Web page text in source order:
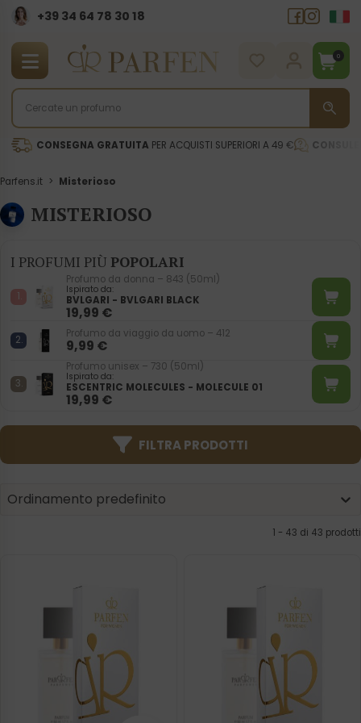
+39 34 64 78 30 18
0
CONSEGNA GRATUITA PER ACQUISTI SUPERIORI A 49 €
Parfens.it > Misterioso
MISTERIOSO
I PROFUMI PIÙ POPOLARI
Profumo da donna – 843 (50ml)
Ispirato da:
BVLGARI - BVLGARI BLACK
19,99 €
Profumo da viaggio da uomo – 412
9,99 €
Profumo unisex – 730 (50ml)
Ispirato da:
ESCENTRIC MOLECULES - MOLECULE 01
19,99 €
FILTRA PRODOTTI
Product | Sorting
Sort content
Ordinamento predefinito
Sort content
1 - 43 di 43 prodotti